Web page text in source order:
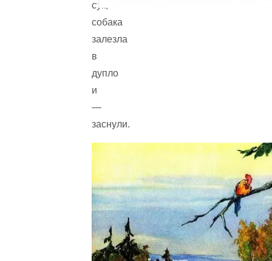
сук,
собака
залезла
в
дупло
и
—
заснули.